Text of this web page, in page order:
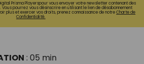
Prisma Playerspour vous envoyer votre newsletter contenant des
pourrez vous désinscrire en utilisant le lien de désabonnement
plus et exercer vos droits, prenez connaissance de notreCharte de
Confidentialité.
: 05 min